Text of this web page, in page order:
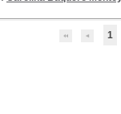
1